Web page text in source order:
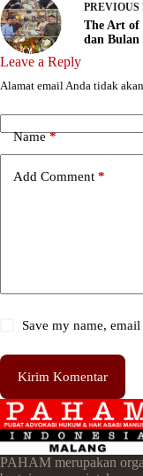
PREVIOUS
The Art of
dan Bulan
Leave a Reply
Alamat email Anda tidak
Name*
Add Comment *
Save my name,
Kirim Komentar
PAHAM merupakan